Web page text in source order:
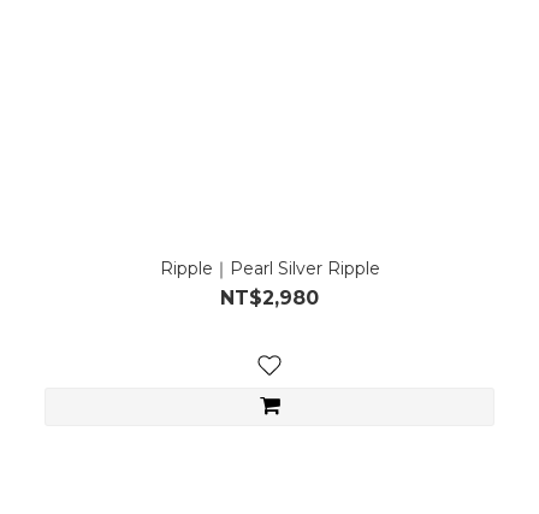
Ripple｜Pearl Silver Ripple
NT$2,980